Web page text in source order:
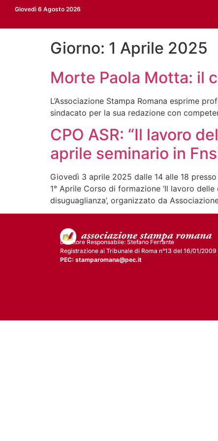
Giovedì 6 Agosto 2026
Giorno: 1 Aprile 2025
Morte Paola Motta: il
L’Associazione Stampa Romana esprime
sindacato per la sua redazione con
CPO ASR: “Il lavoro
aprile seminario in
Giovedì 3 aprile 2025 dalle 14 alle 18
1° Aprile Corso di formazione ‘Il lavoro
disuguaglianza’, organizzato da
Direttore Responsabile: Stefano Ferrante
Registrazione al Tribunale di Roma n°13 del 16/01/2009
PEC: stamparomana@pec.it